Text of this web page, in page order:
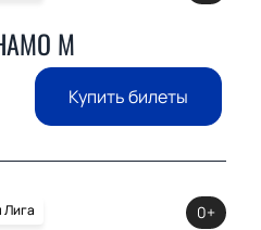
М
Купить билеты
Лига
0+